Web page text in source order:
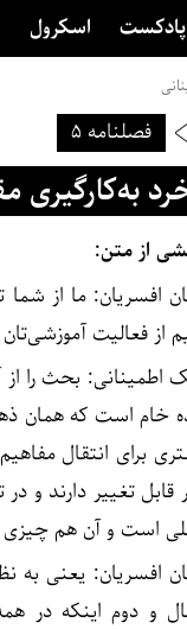
پادکست اسکرول
فصلنامه ۵
به‌کارگیری
از متن:
افسریان: ما از
از فعالیت
اطمینانی: بحث را
خام است که همان
برای انتقال
قابل تغییر دارند و
است و آن هم
افسریان: یعنی
و دوم اینکه در